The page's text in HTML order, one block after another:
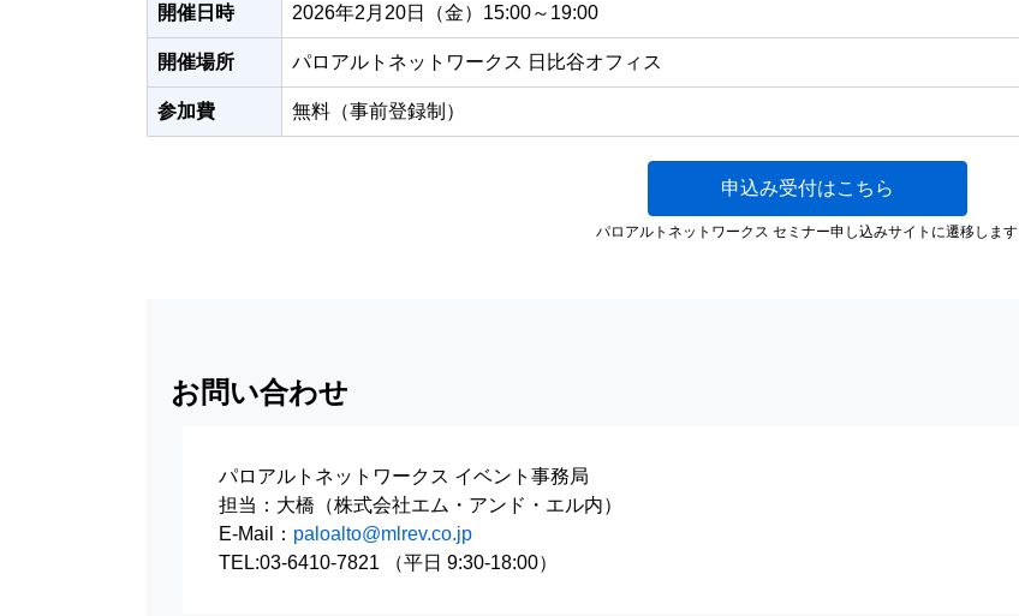
開催日時 2026年2月20日（金）15:00～19:00
開催場所 パロアルトネットワークス 日比谷オフィス
参加費 無料（事前登録制）
申込み受付はこちら
パロアルトネットワークス セミナー申し込みサイトに遷移します
お問い合わせ
パロアルトネットワークス イベント事務局
担当：大橋（株式会社エム・アンド・エル内）
E-Mail： paloalto@mlrev.co.jp
TEL:03-6410-7821 （平日 9:30-18:00）